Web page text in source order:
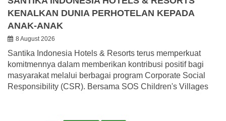
KENALKAN DUNIA PERHOTELAN KEPADA
ANAK-ANAK
8 August 2026
Santika Indonesia Hotels & Resorts terus memperkuat
komitmennya dalam memberikan kontribusi positif bagi
masyarakat melalui berbagai program Corporate Social
Responsibility (CSR). Bersama SOS Children's Villages